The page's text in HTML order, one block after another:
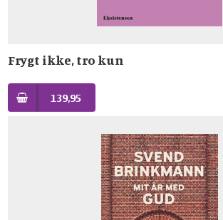
Frygt ikke, tro kun
139,95